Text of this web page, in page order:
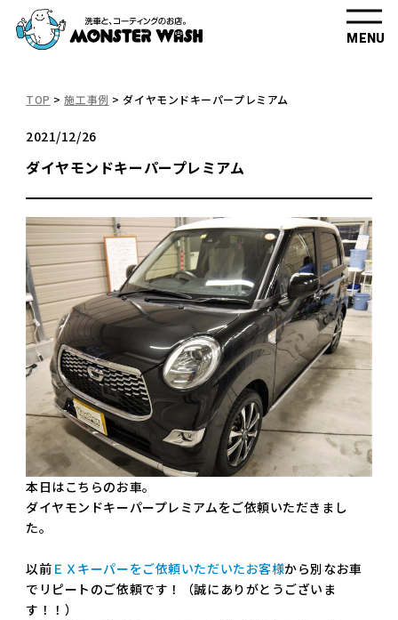
MENU
TOP >施工事例 >ダイヤモンドキーパープレミアム
2021/12/26
ダイヤモンドキーパープレミアム
本日はこちらのお車。
ダイヤモンドキーパープレミアムをご依頼いただきまし
た。
以前 ＥＸキーパーをご依頼いただいたお客様から別なお車
でリピートのご依頼です！（誠にありがとうございま
す！！）